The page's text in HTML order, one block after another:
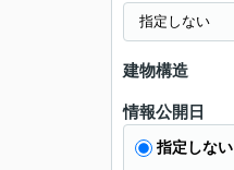
建物構造
情報公開日
指定しない